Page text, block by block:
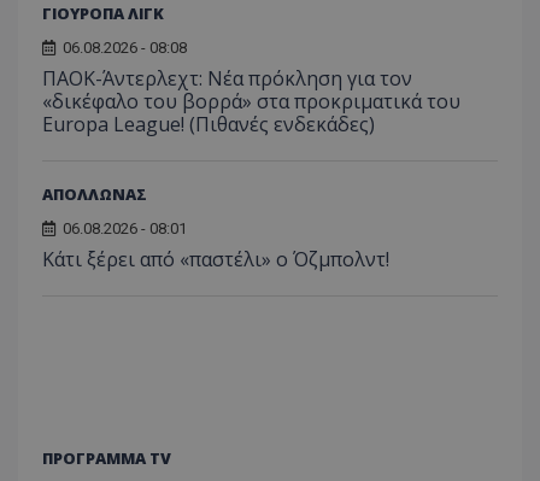
ΓΙΟΥΡΟΠΑ ΛΙΓΚ
06.08.2026 - 08:08
ΠΑΟΚ-Άντερλεχτ: Νέα πρόκληση για τον
«δικέφαλο του βορρά» στα προκριματικά του
Europa League! (Πιθανές ενδεκάδες)
ΑΠΟΛΛΩΝΑΣ
06.08.2026 - 08:01
Κάτι ξέρει από «παστέλι» ο Όζμπολντ!
ΠΡΟΓΡΑΜΜΑ TV